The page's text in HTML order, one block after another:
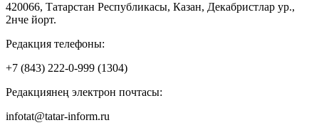
420066, Татарстан Республикасы, Казан, Декабристлар ур.,
2нче йорт.
Редакция телефоны:
+7 (843) 222-0-999 (1304)
Редакциянең электрон почтасы:
infotat@tatar-inform.ru